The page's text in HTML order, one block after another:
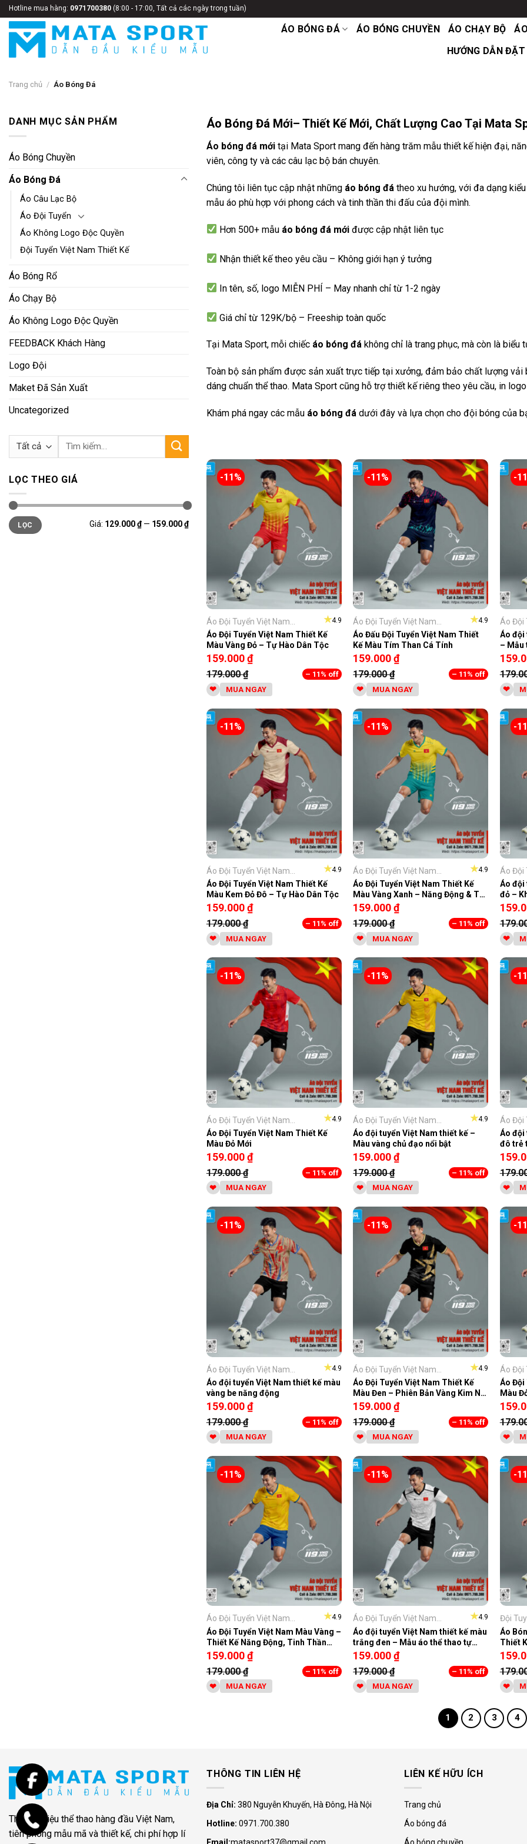
Bỏ
qua
nội
Hotline mua hàng: 0971700380 (8:00 - 17:00, Tất cả các ngày trong tuần)
ÁO BÓNG ĐÁ ÁO BÓNG CHUYỀN ÁO CHẠY BỘ
HƯỚNG DẪN ĐẶT
Trang chủ / Áo Bóng Đá
DANH MỤC SẢN PHẨM
Áo Bóng Chuyền
Áo Bóng Đá
Áo Câu Lạc Bộ
Áo Đội Tuyển
Áo Không Logo Độc Quyền
Đội Tuyển Việt Nam Thiết Kế
Áo Bóng Rổ
Áo Chạy Bộ
Áo Không Logo Độc Quyền
FEEDBACK Khách Hàng
Logo Đội
Maket Đã Sản Xuất
Uncategorized
Tìm
LỌC THEO GIÁ
Giá
tối
thiểu
Giá
tối
đa
LỌC Giá: 129.000 ₫— 159.000 ₫
Áo Bóng Đá Mới– Thiết Kế Mới, Chất Lượng Cao Tại Mata
Áo bóng đá mới tại Mata Sport mang đến hàng trăm mẫu thiết kế hiện đại,
viên, công ty và các câu lạc bộ bán chuyên.
Chúng tôi liên tục cập nhật những áo bóng đá theo xu hướng, với đa dạng
mẫu áo phù hợp với phong cách và tinh thần thi đấu của đội mình.
Hơn 500+ mẫu áo bóng đá mới được cập nhật liên tục
Nhận thiết kế theo yêu cầu – Không giới hạn ý tưởng
In tên, số, logo MIỄN PHÍ – May nhanh chỉ từ 1-2 ngày
Giá chỉ từ 129K/bộ – Freeship toàn quốc
Tại Mata Sport, mỗi chiếc áo bóng đá không chỉ là trang phục, mà còn là
Toàn bộ sản phẩm được sản xuất trực tiếp tại xưởng, đảm bảo chất lượng
dáng chuẩn thể thao. Mata Sport cũng hỗ trợ thiết kế riêng theo yêu cầu, in
Khám phá ngay các mẫu áo bóng đá dưới đây và lựa chọn cho đội bóng của
-11%
★4.9
Áo Đội Tuyển Việt Nam...
Áo Đội Tuyển Việt Nam Thiết Kế
Màu Vàng Đỏ – Tự Hào Dân Tộc
159.000₫
179.000₫
– 11% off
MUA NGAY
-11%
★4.9
Áo Đội Tuyển Việt Nam...
Áo Đấu Đội Tuyển Việt Nam Thiết
Kế Màu Tím Than Cá Tính
159.000₫
179.000₫
– 11% off
MUA NGAY
-
Áo Đội
Áo đội
– Mẫu
-11%
★4.9
Áo Đội Tuyển Việt Nam...
Áo Đội Tuyển Việt Nam Thiết Kế
Màu Kem Đỏ Đô – Tự Hào Dân Tộc
159.000₫
179.000₫
– 11% off
MUA NGAY
-11%
★4.9
Áo Đội Tuyển Việt Nam...
Áo Đội Tuyển Việt Nam Thiết Kế
Màu Vàng Xanh – Năng Động & Trẻ
Trung
159.000₫
179.000₫
– 11% off
MUA NGAY
-
Áo Đội
Áo đội
đỏ –
-11%
★4.9
Áo Đội Tuyển Việt Nam...
Áo Đội Tuyển Việt Nam Thiết Kế
Màu Đỏ Mới
159.000₫
179.000₫
– 11% off
MUA NGAY
-11%
★4.9
Áo Đội Tuyển Việt Nam...
Áo đội tuyển Việt Nam thiết kế –
Màu vàng chủ đạo nổi bật
159.000₫
179.000₫
– 11% off
MUA NGAY
-
Áo Đội
Áo đội
đô trẻ
-11%
★4.9
Áo Đội Tuyển Việt Nam...
Áo đội tuyển Việt Nam thiết kế màu
vàng be năng động
159.000₫
179.000₫
– 11% off
MUA NGAY
-11%
★4.9
Áo Đội Tuyển Việt Nam...
Áo Đội Tuyển Việt Nam Thiết Kế
Màu Đen – Phiên Bản Vàng Kim Nổi
Bật
159.000₫
179.000₫
– 11% off
MUA NGAY
-
Áo Đội
Áo Đội
Màu
-11%
★4.9
Áo Đội Tuyển Việt Nam...
Áo Đội Tuyển Việt Nam Màu Vàng –
Thiết Kế Năng Động, Tinh Thần
Dân Tộc
159.000₫
179.000₫
– 11% off
MUA NGAY
-11%
★4.9
Áo Đội Tuyển Việt Nam...
Áo đội tuyển Việt Nam thiết kế màu
trắng đen – Mẫu áo thể thao tự
hào dân tộc
159.000₫
179.000₫
– 11% off
MUA NGAY
-
Đội
Áo
Thiết
1 2 3 4
Thương hiệu thể thao hàng đầu Việt Nam,
tiên phong mẫu mã và thiết kế, chi phí hợp lí
THÔNG TIN LIÊN HỆ
Địa Chỉ: 380 Nguyễn Khuyến, Hà Đông, Hà Nội
Hotline: 0971.700.380
LIÊN KẾ HỮU ÍCH
Trang chủ
Áo bóng đá